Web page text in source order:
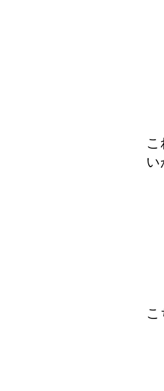
い